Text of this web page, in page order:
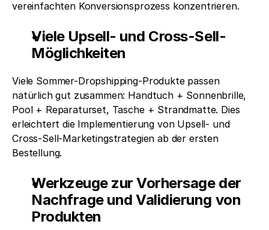
vereinfachten Konversionsprozess konzentrieren.
Viele Upsell- und Cross-Sell-
Möglichkeiten
Viele Sommer-Dropshipping-Produkte passen
natürlich gut zusammen: Handtuch + Sonnenbrille,
Pool + Reparaturset, Tasche + Strandmatte. Dies
erleichtert die Implementierung von Upsell- und
Cross-Sell-Marketingstrategien ab der ersten
Bestellung.
Werkzeuge zur Vorhersage der
Nachfrage und Validierung von
Produkten